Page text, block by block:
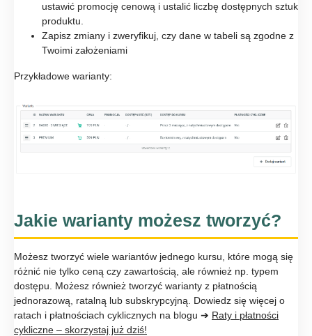
ustawić promocję cenową i ustalić liczbę dostępnych sztuk
produktu.
Zapisz zmiany i zweryfikuj, czy dane w tabeli są zgodne z
Twoimi założeniami
Przykładowe warianty:
Jakie warianty możesz tworzyć?
Możesz tworzyć wiele wariantów jednego kursu, które mogą się
różnić nie tylko ceną czy zawartością, ale również np. typem
dostępu. Możesz również tworzyć warianty z płatnością
jednorazową, ratalną lub subskrypcyjną. Dowiedz się więcej o
ratach i płatnościach cyklicznych na blogu ➔ Raty i płatności
cykliczne – skorzystaj już dziś!